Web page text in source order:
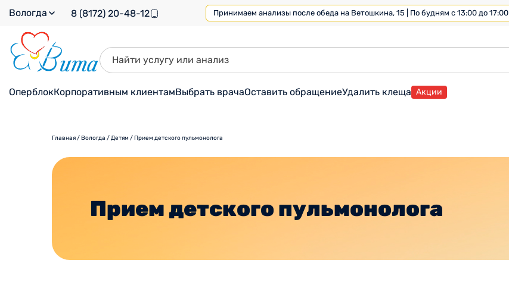
Вологда 8 (8172) 20-48-12 Принимаем анализы после обеда на Ветошкина, 15 | По будням с 13:00 до 17:00
ОперблокКорпоративным клиентамВыбрать врачаОставить обращениеУдалить клеща Акции
Главная/Вологда /Детям /Прием детского пульмонолога
Прием детского пульмонолога